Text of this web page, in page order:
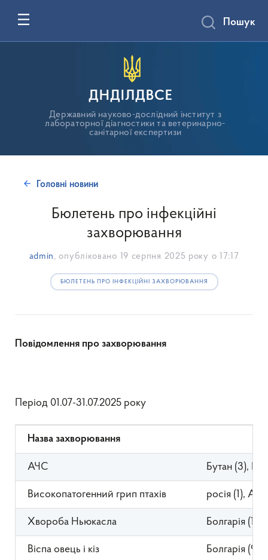
ДНДІЛДВСЕ
Державний науково-дослідний інститут з
лабораторної діагностики та ветеринарно-
санітарної експертизи
Пошук
Головні новини
Бюлетень про інфекційні
захворювання
admin , опубліковано 19 серпня 2025 року о 17:17
БЮЛЕТЕНЬ ПРО ІНФЕКЦІЙНІ ЗАХВОРЮВАННЯ
Повідомлення про захворювання
Період 01.07-31.07.2025 року
Назва захворювання
АЧС Бутан (3),
Високопатогенний грип птахів росія (1),
Хвороба Ньюкасла Болгарія (1),
Віспа овець і кіз Болгарія